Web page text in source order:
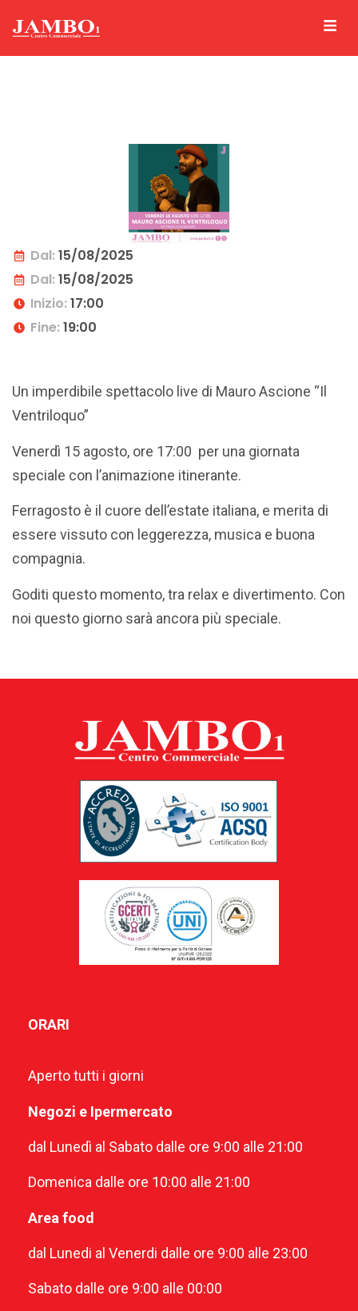
Un imperdibile spettacolo live di Mauro Ascione “Il
Ventriloquo”
Venerdì 15 agosto, ore 17:00 per una giornata
speciale con l’animazione itinerante.
Ferragosto è il cuore dell’estate italiana, e merita di
essere vissuto con leggerezza, musica e buona
compagnia.
Goditi questo momento, tra relax e divertimento. Con
noi questo giorno sarà ancora più speciale.
Dal: 15/08/2025
Dal: 15/08/2025
Inizio: 17:00
Fine: 19:00
ORARI
Aperto tutti i giorni
Negozi e Ipermercato
dal Lunedì al Sabato dalle ore 9:00 alle 21:00
Domenica dalle ore 10:00 alle 21:00
Area food
dal Lunedi al Venerdi dalle ore 9:00 alle 23:00
Sabato dalle ore 9:00 alle 00:00